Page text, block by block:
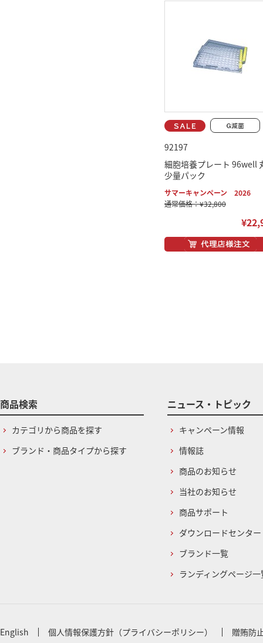
92197
細胞培養プレート 96well
少量パック
サマーキャンペーン 2026
通常価格：¥32,800
商品検索
カテゴリから商品を探す
ブランド・商品タイプから探す
ニュース・トピック
キャンペーン情報
情報誌
商品のお知らせ
当社のお知らせ
商品サポート
ダウンロードセンター
ブランド一覧
ランディングページ一
English 個人情報保護方針（プライバシーポリシー） 贈賄防